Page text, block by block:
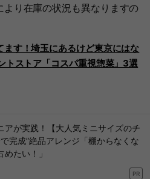
り在庫の状況も異なりますの
す！埼玉にあるけど東京にはな
トストア「コスパ重視惣菜」3選
アが実践！【大人気ミニサイズのチ
完成”絶品アレンジ「棚からなくな
めたい！」
PR